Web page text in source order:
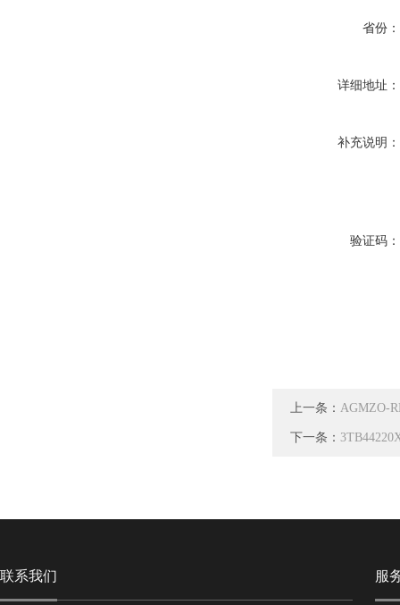
省份：
详细地址：
补充说明：
验证码：
上一条： AGMZO-
下一条：
联系我们 服